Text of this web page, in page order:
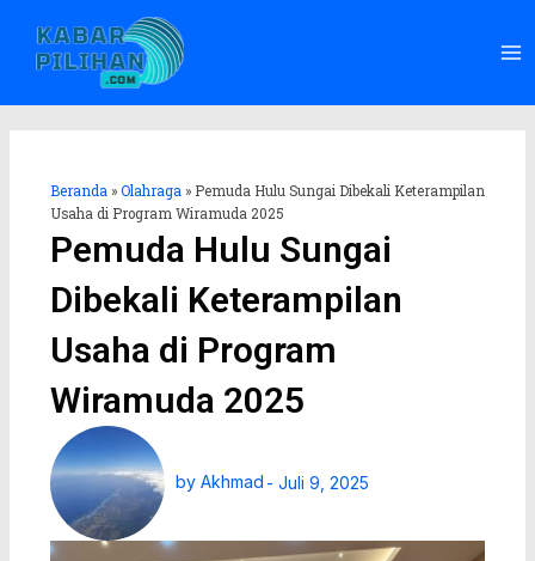
konten
Beranda » Olahraga » Pemuda Hulu Sungai Dibekali Keterampilan
Usaha di Program Wiramuda 2025
Pemuda Hulu Sungai
Dibekali Keterampilan
Usaha di Program
Wiramuda 2025
byAkhmad - Juli 9, 2025